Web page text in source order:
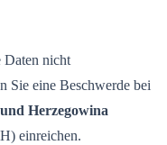
Daten nicht
Sie eine Beschwerde bei
Herzegowina
einreichen.